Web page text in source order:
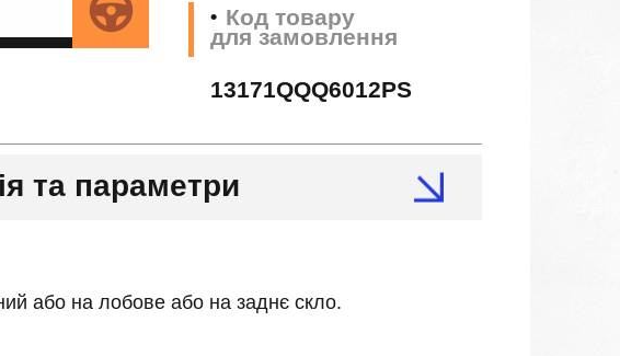
Код товару
для замовлення
13171QQQ6012PS
та параметри
або на лобове або на заднє скло.